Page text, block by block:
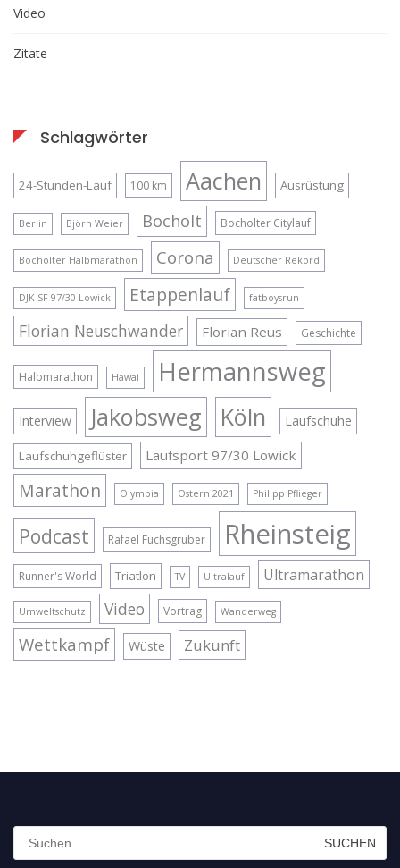
Video
Zitate
Schlagwörter
24-Stunden-Lauf 100 km Aachen Ausrüstung
Berlin Björn Weier Bocholt Bocholter Citylauf
Bocholter Halbmarathon Corona Deutscher Rekord
DJK SF 97/30 Lowick Etappenlauf fatboysrun
Florian Neuschwander Florian Reus Geschichte
Halbmarathon Hawai Hermannsweg
Interview Jakobsweg Köln Laufschuhe
Laufschuhgeflüster Laufsport 97/30 Lowick
Marathon Olympia Ostern 2021 Philipp Pflieger
Podcast Rafael Fuchsgruber Rheinsteig
Runner's World Triatlon TV Ultralauf Ultramarathon
Umweltschutz Video Vortrag Wanderweg
Wettkampf Wüste Zukunft
Suchen
nach: